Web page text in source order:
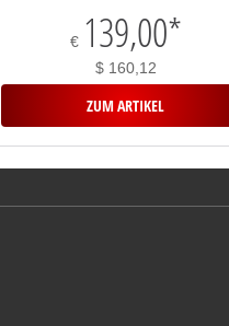
€ 139,00*
$ 160,12
ZUM ARTIKEL